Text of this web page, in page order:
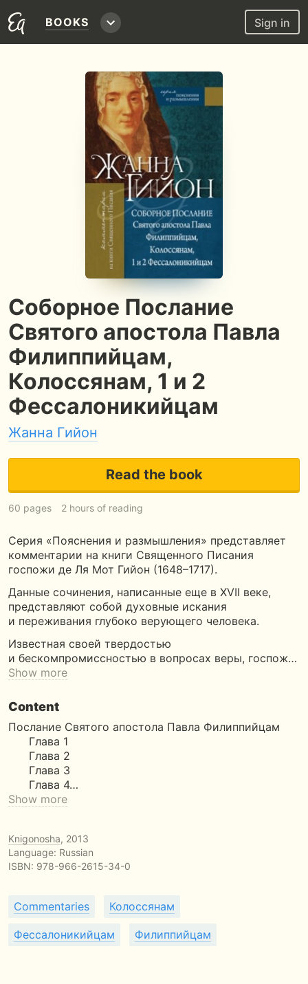
BOOKS Sign in
Соборное Послание
Святого апостола Павла
Филиппийцам,
Колоссянам, 1 и 2
Фессалоникийцам
Жанна Гийон
Read the book
60 pages 2 hours of reading
Серия «Пояснения и размышления» представляет
комментарии на книги Священного Писания
госпожи де Ля Мот Гийон (1648–1717).
Данные сочинения, написанные еще в XVII веке,
представляют собой духовные искания
и переживания глубоко верующего человека.
Известная своей твердостью
и бескомпромиссностью в вопросах веры, госпож…
Show more
Content
Послание Святого апостола Павла Филиппийцам
Глава 1
Глава 2
Глава 3
Глава 4…
Show more
Knigonosha, 2013
Language: Russian
ISBN: 978-966-2615-34-0
Commentaries Колоссянам
Фессалоникийцам Филиппийцам